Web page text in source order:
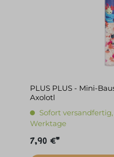
PLUS PLUS - Mini-
Axolotl
Sofort
Werktage
7,90 €*